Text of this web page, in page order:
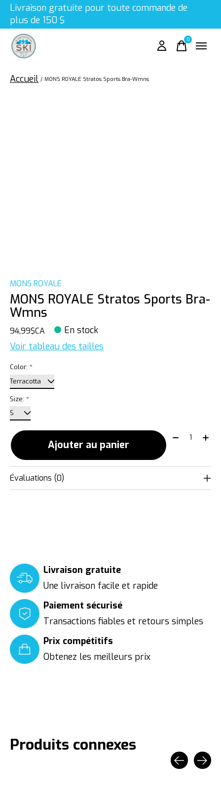
Livraison gratuite pour toute commande de
plus de 150 $
0items
Accueil / MONS ROYALE Stratos Sports Bra-Wmns
MONS ROYALE
MONS ROYALE Stratos Sports Bra-
Wmns
94,99$CA En stock
Voir tableau des tailles
Color: *
Size: *
Ajouter au panier
Quantité:
Évaluations (0)
Livraison gratuite
Une livraison facile et rapide
Paiement sécurisé
Transactions fiables et retours simples
Prix compétitifs
Obtenez les meilleurs prix
Produits connexes